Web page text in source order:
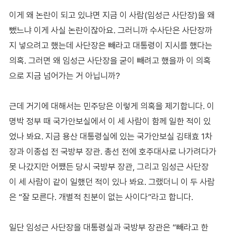
이게 왜 논란이 되고 있냐면 지금 이 사람(임성근 사단장)을 왜
뺐느냐 이게 사실 논란이잖아요. 그러니까 수사단은 사단장까
지 넣으려고 했는데 사단장은 빼라고 대통령이 지시를 했다는
의혹. 그러면 왜 임성근 사단장을 굳이 빼려고 했을까 이 의혹
으로 지금 넘어가는 거 아닙니까?
근데 거기에 대해서는 민주당은 이렇게 의혹을 제기합니다. 이
명박 정부 때 국가안보실에서 이 세 사람이 함께 일한 적이 있
었나 봐요. 지금 용산 대통령실에 있는 국가안보실 김태효 1차
장과 이종섭 전 국방부 장관. 총선 전에 호주대사로 나가려다가
못 나갔지만 어쨌든 당시 국방부 장관, 그리고 임성근 사단장
이 세 사람이 같이 일했던 적이 있나 봐요. 그랬더니 이 두 사람
은 “잘 모른다. 개별적 친분이 없는 사이다”라고 합니다.
일단 임성근 사단장을 대통령실과 국방부 장관은 “빼라고 한